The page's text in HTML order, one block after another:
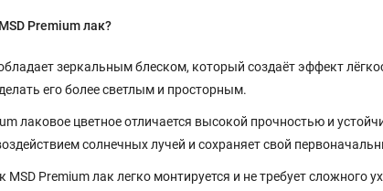
Premium лак?
зеркальным блеском, который создаёт эффект
его более светлым и просторным.
лаковое цветное отличается высокой прочностью и
солнечных лучей и сохраняет свой
Premium лак легко монтируется и не требует сложного